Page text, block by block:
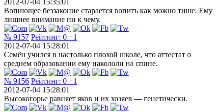
Вопиющее беззаконие старается вопить как можно тише. Ему
лишнее внимание ни к чему.
№ 9157 Рейтинг: 0 +1
2012-07-04 15:28:01
Семён учился в настолько плохой школе, что аттестат о
среднем образовании ему накололи на спине.
№ 9156 Рейтинг: 0 +1
2012-07-04 15:28:01
Высокогорье равняет яков и их хозяев — генетически.